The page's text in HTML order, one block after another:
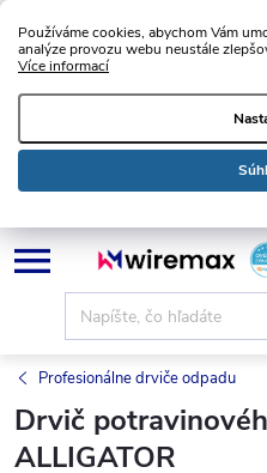
Používáme cookies, abychom Vám
analýze provozu webu neustále
Více informací
Prejsť
na
Profesionálne drviče odpadu
Drvič
ALLIGATOR